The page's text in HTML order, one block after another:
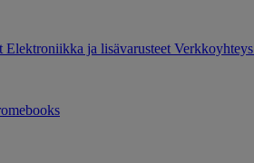
Elektroniikka ja lisävarusteet Verkkoyhteys